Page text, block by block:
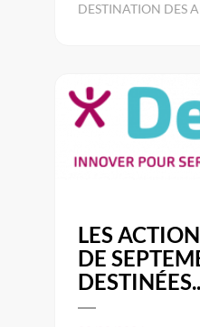
DESTINATION DES
LES
DE